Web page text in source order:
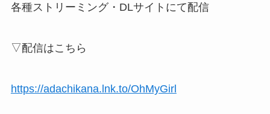
各種ストリーミング・DLサイトにて配信
▽配信はこちら
https://adachikana.lnk.to/OhMyGirl